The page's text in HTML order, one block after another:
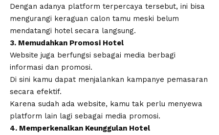
Dengan adanya platform terpercaya tersebut, ini bisa
mengurangi keraguan calon tamu meski belum
mendatangi hotel secara langsung.
3. Memudahkan Promosi Hotel
Website juga berfungsi sebagai media berbagi
informasi dan promosi.
Di sini kamu dapat menjalankan kampanye pemasaran
secara efektif.
Karena sudah ada website, kamu tak perlu menyewa
platform lain lagi sebagai media promosi.
4. Memperkenalkan Keunggulan Hotel